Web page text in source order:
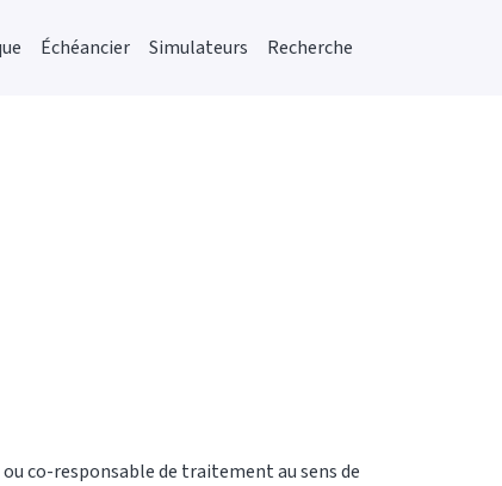
Échéancier Simulateurs Recherche
co-responsable de traitement au sens de